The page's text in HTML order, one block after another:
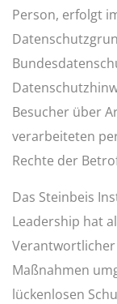
Person, erfolgt
Besucher über
verarbeiteten
Rechte der
Das Steinbeis
Leadership hat
Maßnahmen
lückenlosen